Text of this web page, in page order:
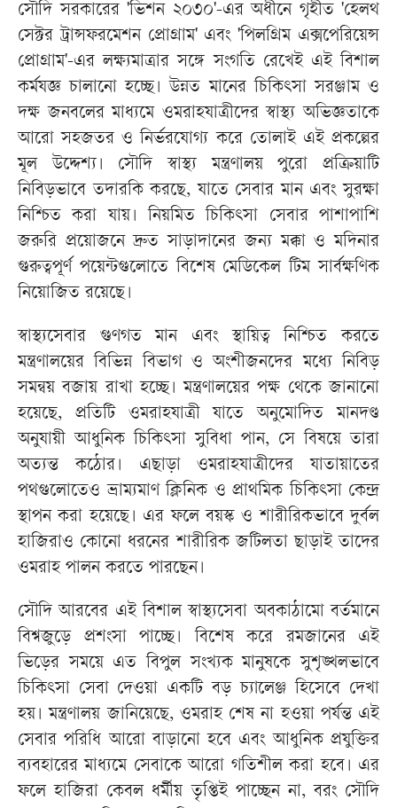
সৌদি সরকারের 'ভিশন ২০৩০'-এর অধীনে গৃহীত 'হেলথ
সেক্টর ট্রান্সফরমেশন প্রোগ্রাম' এবং 'পিলগ্রিম এক্সপেরিয়েন্স
প্রোগ্রাম'-এর লক্ষ্যমাত্রার সঙ্গে সংগতি রেখেই এই বিশাল
কর্মযজ্ঞ চালানো হচ্ছে। উন্নত মানের চিকিৎসা সরঞ্জাম ও
দক্ষ জনবলের মাধ্যমে ওমরাহযাত্রীদের স্বাস্থ্য অভিজ্ঞতাকে
আরো সহজতর ও নির্ভরযোগ্য করে তোলাই এই প্রকল্পের
মূল উদ্দেশ্য। সৌদি স্বাস্থ্য মন্ত্রণালয় পুরো প্রক্রিয়াটি
নিবিড়ভাবে তদারকি করছে, যাতে সেবার মান এবং সুরক্ষা
নিশ্চিত করা যায়। নিয়মিত চিকিৎসা সেবার পাশাপাশি
জরুরি প্রয়োজনে দ্রুত সাড়াদানের জন্য মক্কা ও মদিনার
গুরুত্বপূর্ণ পয়েন্টগুলোতে বিশেষ মেডিকেল টিম সার্বক্ষণিক
নিয়োজিত রয়েছে।
স্বাস্থ্যসেবার গুণগত মান এবং স্থায়িত্ব নিশ্চিত করতে
মন্ত্রণালয়ের বিভিন্ন বিভাগ ও অংশীজনদের মধ্যে নিবিড়
সমন্বয় বজায় রাখা হচ্ছে। মন্ত্রণালয়ের পক্ষ থেকে জানানো
হয়েছে, প্রতিটি ওমরাহযাত্রী যাতে অনুমোদিত মানদণ্ড
অনুযায়ী আধুনিক চিকিৎসা সুবিধা পান, সে বিষয়ে তারা
অত্যন্ত কঠোর। এছাড়া ওমরাহযাত্রীদের যাতায়াতের
পথগুলোতেও ভ্রাম্যমাণ ক্লিনিক ও প্রাথমিক চিকিৎসা কেন্দ্র
স্থাপন করা হয়েছে। এর ফলে বয়স্ক ও শারীরিকভাবে দুর্বল
হাজিরাও কোনো ধরনের শারীরিক জটিলতা ছাড়াই তাদের
ওমরাহ পালন করতে পারছেন।
সৌদি আরবের এই বিশাল স্বাস্থ্যসেবা অবকাঠামো বর্তমানে
বিশ্বজুড়ে প্রশংসা পাচ্ছে। বিশেষ করে রমজানের এই
ভিড়ের সময়ে এত বিপুল সংখ্যক মানুষকে সুশৃঙ্খলভাবে
চিকিৎসা সেবা দেওয়া একটি বড় চ্যালেঞ্জ হিসেবে দেখা
হয়। মন্ত্রণালয় জানিয়েছে, ওমরাহ শেষ না হওয়া পর্যন্ত এই
সেবার পরিধি আরো বাড়ানো হবে এবং আধুনিক প্রযুক্তির
ব্যবহারের মাধ্যমে সেবাকে আরো গতিশীল করা হবে। এর
ফলে হাজিরা কেবল ধর্মীয় তৃপ্তিই পাচ্ছেন না, বরং সৌদি